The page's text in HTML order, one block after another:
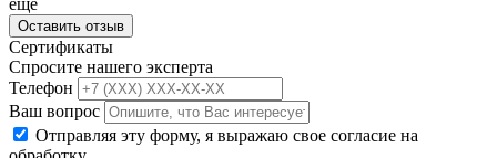
ещё
Оставить отзыв
Сертификаты
Спросите нашего эксперта
Телефон
Ваш вопрос
Отправляя эту форму, я выражаю свое согласие на